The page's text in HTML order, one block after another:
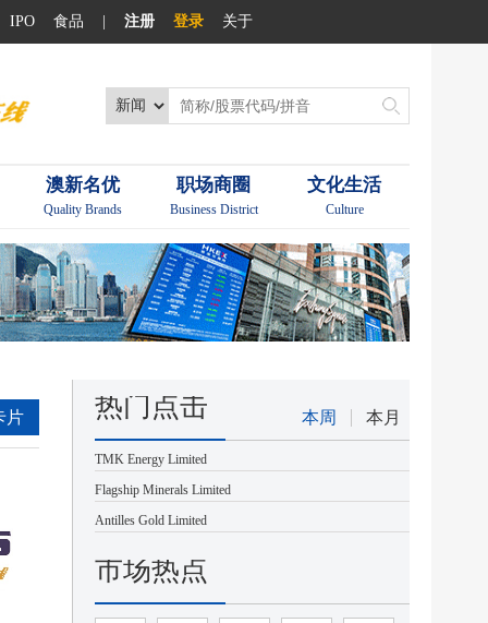
IPO 食品 注册 登录 关于
澳新名优
Quality Brands
职场商圈
Business District
文化生活
Culture
片 热门点击 本周 本月
TMK Energy Limited
Flagship Minerals Limited
Antilles Gold Limited
市场热点